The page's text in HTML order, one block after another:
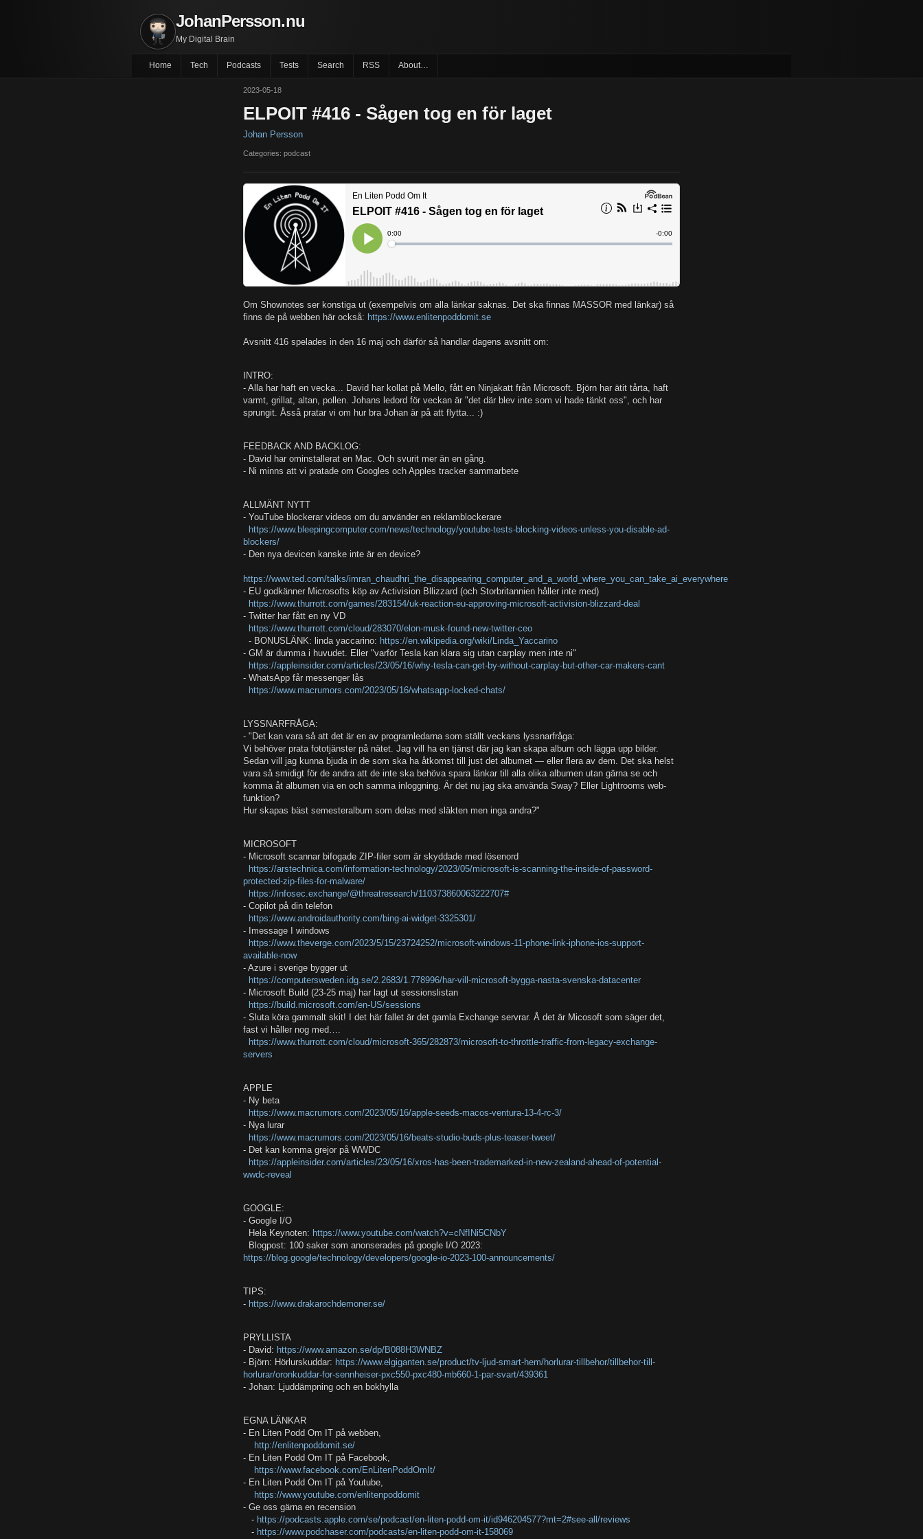
JohanPersson.nu
My Digital Brain
Home Tech Podcasts Tests Search RSS About…
2023-05-18
ELPOIT #416 - Sågen tog en för laget
Johan Persson
Categories: podcast
Om Shownotes ser konstiga ut (exempelvis om alla länkar saknas. Det ska finnas MASSOR med länkar) så
finns de på webben här också: https://www.enlitenpoddomit.se
Avsnitt 416 spelades in den 16 maj och därför så handlar dagens avsnitt om:
INTRO:
- Alla har haft en vecka... David har kollat på Mello, fått en Ninjakatt från Microsoft. Björn har ätit tårta, haft
varmt, grillat, altan, pollen. Johans ledord för veckan är "det där blev inte som vi hade tänkt oss", och har
sprungit. Åsså pratar vi om hur bra Johan är på att flytta... :)
FEEDBACK AND BACKLOG:
- David har ominstallerat en Mac. Och svurit mer än en gång.
- Ni minns att vi pratade om Googles och Apples tracker sammarbete
ALLMÄNT NYTT
- YouTube blockerar videos om du använder en reklamblockerare
https://www.bleepingcomputer.com/news/technology/youtube-tests-blocking-videos-unless-you-disable-ad-
blockers/
- Den nya devicen kanske inte är en device?
https://www.ted.com/talks/imran_chaudhri_the_disappearing_computer_and_a_world_where_you_can_take_ai_everywhere
- EU godkänner Microsofts köp av Activision Bllizzard (och Storbritannien håller inte med)
https://www.thurrott.com/games/283154/uk-reaction-eu-approving-microsoft-activision-blizzard-deal
- Twitter har fått en ny VD
https://www.thurrott.com/cloud/283070/elon-musk-found-new-twitter-ceo
- BONUSLÄNK: linda yaccarino: https://en.wikipedia.org/wiki/Linda_Yaccarino
- GM är dumma i huvudet. Eller "varför Tesla kan klara sig utan carplay men inte ni"
https://appleinsider.com/articles/23/05/16/why-tesla-can-get-by-without-carplay-but-other-car-makers-cant
- WhatsApp får messenger lås
https://www.macrumors.com/2023/05/16/whatsapp-locked-chats/
LYSSNARFRÅGA:
- "Det kan vara så att det är en av programledarna som ställt veckans lyssnarfråga:
Vi behöver prata fototjänster på nätet. Jag vill ha en tjänst där jag kan skapa album och lägga upp bilder.
Sedan vill jag kunna bjuda in de som ska ha åtkomst till just det albumet — eller flera av dem. Det ska helst
vara så smidigt för de andra att de inte ska behöva spara länkar till alla olika albumen utan gärna se och
komma åt albumen via en och samma inloggning. Är det nu jag ska använda Sway? Eller Lightrooms web-
funktion?
Hur skapas bäst semesteralbum som delas med släkten men inga andra?"
MICROSOFT
- Microsoft scannar bifogade ZIP-filer som är skyddade med lösenord
https://arstechnica.com/information-technology/2023/05/microsoft-is-scanning-the-inside-of-password-
protected-zip-files-for-malware/
https://infosec.exchange/@threatresearch/110373860063222707#
- Copilot på din telefon
https://www.androidauthority.com/bing-ai-widget-3325301/
- Imessage I windows
https://www.theverge.com/2023/5/15/23724252/microsoft-windows-11-phone-link-iphone-ios-support-
available-now
- Azure i sverige bygger ut
https://computersweden.idg.se/2.2683/1.778996/har-vill-microsoft-bygga-nasta-svenska-datacenter
- Microsoft Build (23-25 maj) har lagt ut sessionslistan
https://build.microsoft.com/en-US/sessions
- Sluta köra gammalt skit! I det här fallet är det gamla Exchange servrar. Å det är Micosoft som säger det,
fast vi håller nog med….
https://www.thurrott.com/cloud/microsoft-365/282873/microsoft-to-throttle-traffic-from-legacy-exchange-
servers
APPLE
- Ny beta
https://www.macrumors.com/2023/05/16/apple-seeds-macos-ventura-13-4-rc-3/
- Nya lurar
https://www.macrumors.com/2023/05/16/beats-studio-buds-plus-teaser-tweet/
- Det kan komma grejor på WWDC
https://appleinsider.com/articles/23/05/16/xros-has-been-trademarked-in-new-zealand-ahead-of-potential-
wwdc-reveal
GOOGLE:
- Google I/O
Hela Keynoten: https://www.youtube.com/watch?v=cNfINi5CNbY
Blogpost: 100 saker som anonserades på google I/O 2023:
https://blog.google/technology/developers/google-io-2023-100-announcements/
TIPS:
- https://www.drakarochdemoner.se/
PRYLLISTA
- David: https://www.amazon.se/dp/B088H3WNBZ
- Björn: Hörlurskuddar: https://www.elgiganten.se/product/tv-ljud-smart-hem/horlurar-tillbehor/tillbehor-till-
horlurar/oronkuddar-for-sennheiser-pxc550-pxc480-mb660-1-par-svart/439361
- Johan: Ljuddämpning och en bokhylla
EGNA LÄNKAR
- En Liten Podd Om IT på webben,
http://enlitenpoddomit.se/
- En Liten Podd Om IT på Facebook,
https://www.facebook.com/EnLitenPoddOmIt/
- En Liten Podd Om IT på Youtube,
https://www.youtube.com/enlitenpoddomit
- Ge oss gärna en recension
- https://podcasts.apple.com/se/podcast/en-liten-podd-om-it/id946204577?mt=2#see-all/reviews
- https://www.podchaser.com/podcasts/en-liten-podd-om-it-158069